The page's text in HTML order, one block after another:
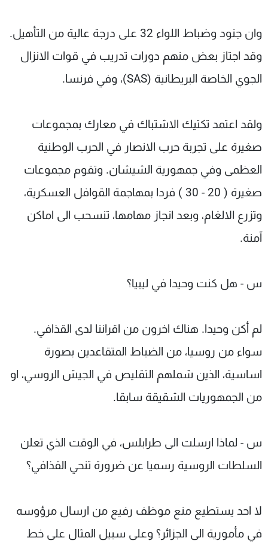
وان جنود وضباط اللواء 32 على درجة عالية من التأهيل.
وقد اجتاز بعض منهم دورات تدريب في قوات الانزال
الجوي الخاصة البريطانية (SAS)، وفي فرنسا.
ولقد اعتمد تكتيك الاشتباك في معارك بمجموعات
صغيرة على تجربة حرب الانصار في الحرب الوطنية
العظمى وفي جمهورية الشيشان. وتقوم مجموعات
صغيرة ( 20 - 30 ) فردا بمهاجمة القوافل العسكرية،
وتزرع الالغام، وبعد انجاز مهامها، تنسحب الى اماكن
آمنة.
س - هل كنت وحيدا في ليبيا؟
لم أكن وحيدا. هناك اخرون من اقراننا لدى القذافي.
سواء من روسيا، من الضباط المتقاعدين بصورة
اساسية، الذين شملهم التقليص في الجيش الروسي، او
من الجمهوريات الشقيقة سابقا.
س - لماذا ارسلت الى طرابلس، في الوقت الذي تعلن
السلطات الروسية رسميا عن ضرورة تنحي القذافي؟
لا احد يستطيع منع موظف رفيع من ارسال مرؤوسه
في مأمورية الى الجزائر؟ وعلى سبيل المثال على خط